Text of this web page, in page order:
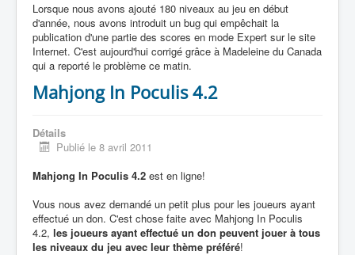
Lorsque nous avons ajouté 180 niveaux au jeu en début
d'année, nous avons introduit un bug qui empêchait la
publication d'une partie des scores en mode Expert sur le site
Internet. C'est aujourd'hui corrigé grâce à Madeleine du Canada
qui a reporté le problème ce matin.
Mahjong In Poculis 4.2
Détails
Publié le 8 avril 2011
Mahjong In Poculis 4.2 est en ligne!
Vous nous avez demandé un petit plus pour les joueurs ayant
effectué un don. C'est chose faite avec Mahjong In Poculis
4.2, les joueurs ayant effectué un don peuvent jouer à tous
les niveaux du jeu avec leur thème préféré!